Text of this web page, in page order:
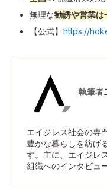
無理な勧誘や営業は
【公式】 https://
執筆者
エイジレス社会の専
豊かな暮らしを紡げ
す。主に、エイジレ
組織へのインタビュ